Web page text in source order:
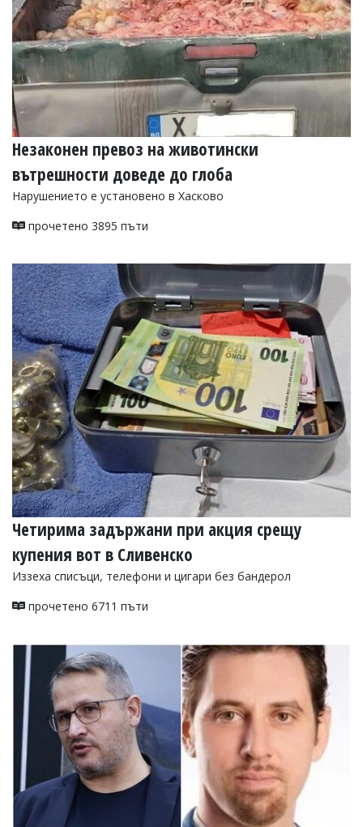
Незаконен превоз на животински
вътрешности доведе до глоба
Нарушението е установено в Хасково
прочетено 3895 пъти
Четирима задържани при акция срещу
купения вот в Сливенско
Иззеха списъци, телефони и цигари без бандерол
прочетено 6711 пъти